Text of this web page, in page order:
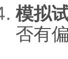
模拟
否有